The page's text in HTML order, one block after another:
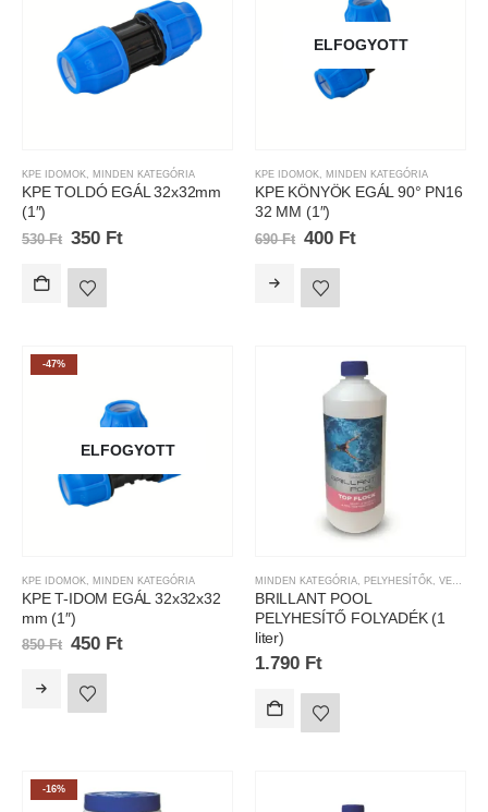
KPE IDOMOK, MINDEN KATEGÓRIA
KPE TOLDÓ EGÁL 32x32mm
(1″)
530Ft 350 Ft
ELFOGYOTT
KPE IDOMOK, MINDEN KATEGÓRIA
KPE KÖNYÖK EGÁL 90° PN16
32 MM (1″)
690Ft 400 Ft
-47%
ELFOGYOTT
KPE IDOMOK MINDEN KATEGÓRIA
KPE T-IDOM EGÁL 32x32x32
mm (1″)
850Ft 450 Ft
MINDEN KATEGÓRIA PELYHESÍTŐK VEGYSZEREK
BRILLANT POOL
PELYHESÍTŐ FOLYADÉK (1
liter)
1.790 Ft
-16%